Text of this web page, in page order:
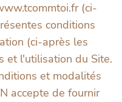
(ci-
conditions
(ci-après les
et l'utilisation du Site.
et modalités
accepte de fournir